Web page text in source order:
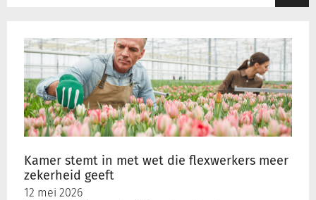
Kamer stemt in met wet die flexwerkers meer
zekerheid geeft
12 mei 2026
stemt
met
wet
die
flexwerkers
meer
zekerheid
geeft